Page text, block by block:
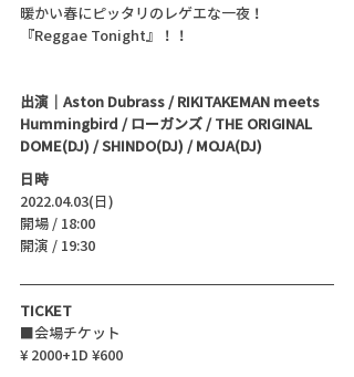
暖かい春にピッタリのレゲエな一夜！
『Reggae Tonight』！！
出演｜Aston Dubrass / RIKITAKEMAN meets
Hummingbird / ローガンズ / THE ORIGINAL
DOME(DJ) / SHINDO(DJ) / MOJA(DJ)
日時
2022.04.03(日)
開場 / 18:00
開演 / 19:30
TICKET
■会場チケット
¥ 2000+1D ¥600